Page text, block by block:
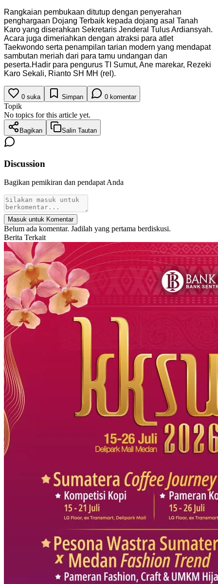
Rangkaian pembukaan ditutup dengan penyerahan
penghargaan Dojang Terbaik kepada dojang asal Tanah
Karo yang diserahkan Sekretaris Jenderal Tulus Ardiansyah.
Acara juga dimeriahkan dengan atraksi para atlet
Taekwondo serta penampilan tarian modern yang mendapat
sambutan meriah dari para tamu undangan dan
peserta.Hadir para pengurus TI Sumut, Ane marekar, Rezeki
Karo Sekali, Rianto SH MH (rel).
0 suka Simpan 0 komentar
Topik
No topics for this article yet.
Bagikan Salin Tautan
Discussion
Bagikan pemikiran dan pendapat Anda
Masuk untuk Komentar
Belum ada komentar. Jadilah yang pertama berdiskusi.
Berita Terkait